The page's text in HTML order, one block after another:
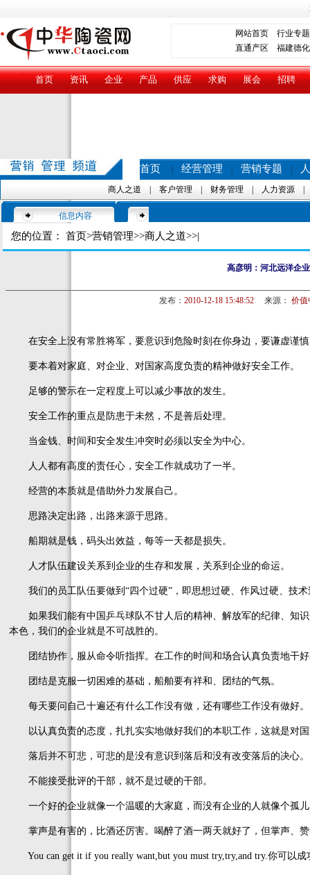
网站首页
行业专题
直通产区 福建德化
首页 资讯 企业 产品 供应 求购 展会 招聘
首页 经营管理 营销专题
商人之道 客户管理 财务管理 人力资源
信息内容
您的位置： 首页>营销管理>>商人之道>>|
高彦明：河北远洋企
发布： 2010-12-18 15:48:52 来源： 价
在安全上没有常胜将军，要意识到危险时刻在你身边，要谦虚谨慎
要本着对家庭、对企业、对国家高度负责的精神做好安全工作。
足够的警示在一定程度上可以减少事故的发生。
安全工作的重点是防患于未然，不是善后处理。
当金钱、时间和安全发生冲突时必须以安全为中心。
人人都有高度的责任心，安全工作就成功了一半。
经营的本质就是借助外力发展自己。
思路决定出路，出路来源于思路。
船期就是钱，码头出效益，每等一天都是损失。
人才队伍建设关系到企业的生存和发展，关系到企业的命运。
我们的员工队伍要做到“四个过硬”，即思想过硬、作风过硬、技术
如果我们能有中国乒乓球队不甘人后的精神、解放军的纪律、知
本色，我们的企业就是不可战胜的。
团结协作，服从命令听指挥。在工作的时间和场合认真负责地干好
团结是克服一切困难的基础，船舶要有祥和、团结的气氛。
每天要问自己十遍还有什么工作没有做，还有哪些工作没有做好。
以认真负责的态度，扎扎实实地做好我们的本职工作，这就是对国
落后并不可悲，可悲的是没有意识到落后和没有改变落后的决心。
不能接受批评的干部，就不是过硬的干部。
一个好的企业就像一个温暖的大家庭，而没有企业的人就像个孤
掌声是有害的，比酒还厉害。喝醉了酒一两天就好了，但掌声、赞
You can get it if you really want,but you must try,try,and try.你可以